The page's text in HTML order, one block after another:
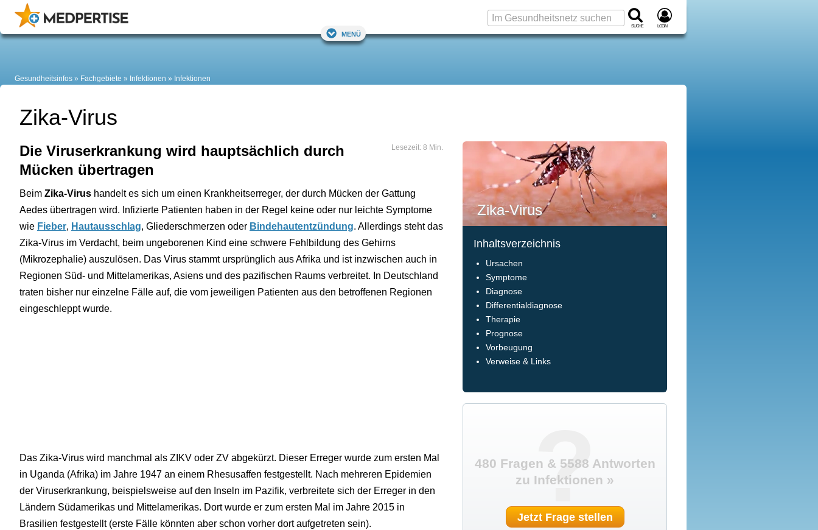
Suche Login
Menü
Gesundheitsinfos Fachgebiete Infektionen Infektionen
Zika-Virus
Lesezeit: 8 Min.
Die Viruserkrankung wird hauptsächlich durch
Mücken übertragen
Beim Zika-Virus handelt es sich um einen Krankheitserreger, der durch Mücken der Gattung
Aedes übertragen wird. Infizierte Patienten haben in der Regel keine oder nur leichte Symptome
wie Fieber, Hautausschlag, Gliederschmerzen oder Bindehautentzündung. Allerdings steht das
Zika-Virus im Verdacht, beim ungeborenen Kind eine schwere Fehlbildung des Gehirns
(Mikrozephalie) auszulösen. Das Virus stammt ursprünglich aus Afrika und ist inzwischen auch in
Regionen Süd- und Mittelamerikas, Asiens und des pazifischen Raums verbreitet. In Deutschland
traten bisher nur einzelne Fälle auf, die vom jeweiligen Patienten aus den betroffenen Regionen
eingeschleppt wurde.
Das Zika-Virus wird manchmal als ZIKV oder ZV abgekürzt. Dieser Erreger wurde zum ersten Mal
in Uganda (Afrika) im Jahre 1947 an einem Rhesusaffen festgestellt. Nach mehreren Epidemien
der Viruserkrankung, beispielsweise auf den Inseln im Pazifik, verbreitete sich der Erreger in den
Ländern Südamerikas und Mittelamerikas. Dort wurde er zum ersten Mal im Jahre 2015 in
Brasilien festgestellt (erste Fälle könnten aber schon vorher dort aufgetreten sein).
Zika-Virus ©
Inhaltsverzeichnis
Ursachen
Symptome
Diagnose
Differentialdiagnose
Therapie
Prognose
Vorbeugung
Verweise & Links
?
480 Fragen & 5588 Antworten
zu Infektionen »
Jetzt Frage stellen